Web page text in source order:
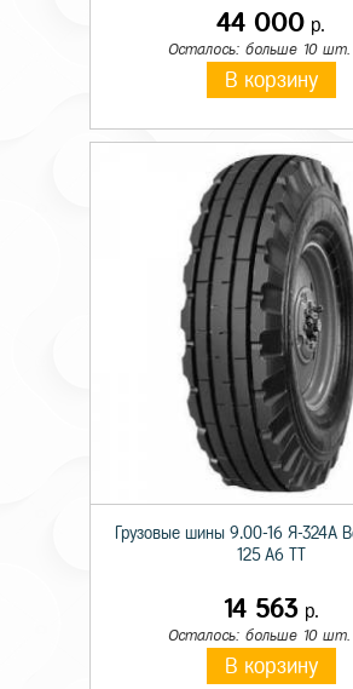
44 000 р.
Осталось: больше 10 шт.
В корзину
Грузовые шины 9.00-16 Я-324А
125 A6 TT
14 563р.
Осталось: больше 10 шт.
В корзину